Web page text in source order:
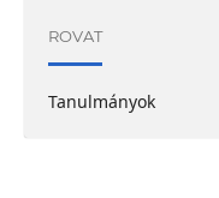
ROVAT
Tanulmányok